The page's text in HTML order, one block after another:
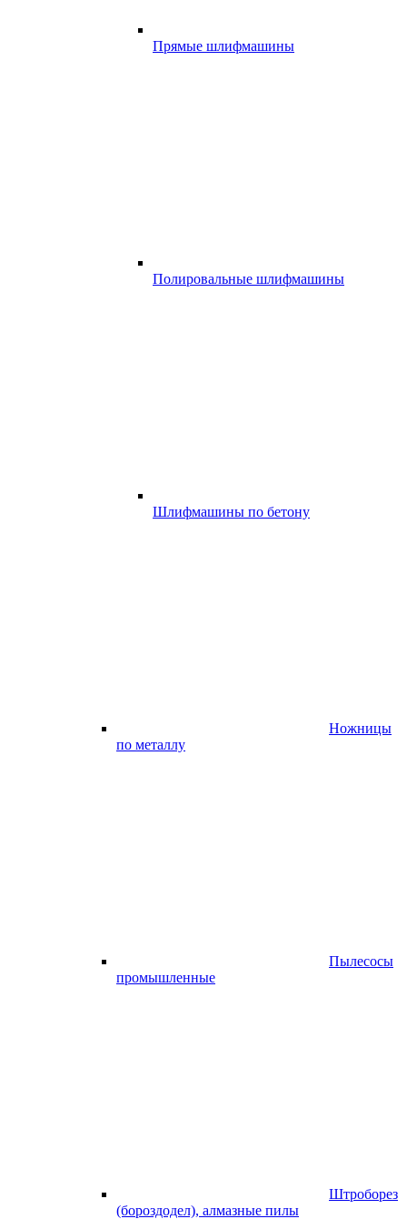
Прямые шлифмашины
Полировальные шлифмашины
Шлифмашины по бетону
Ножницы
по металлу
Пылесосы
промышленные
Штроборез
(бороздодел), алмазные пилы